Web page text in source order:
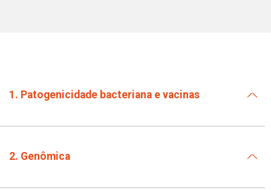
1. Patogenicidade bacteriana e vacinas
2. Genômica